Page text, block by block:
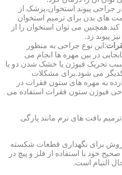
جراحی پیوند استخوان،پزشک از
های بدن برای ترمیم استخوان
می توان استخوان را از
پیوند زد.
:این نوع جراحی به منظور
در بین مهره ها انجام می
تحریک فیوژن یا خشک شدن دو یا
می شود.برای مشکلات
به مهره های ستون فقرات در
فیوژن ستون فقرات استفاده می
بافت های نرم مانند پارگی
برای نگهداری قطعات شکسته
خود با استفاده از فلز و پیچ در
التیام است.